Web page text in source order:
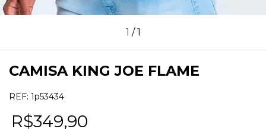
1 /1
CAMISA KING JOE FLAME
REF: 1p53434
R$349,90